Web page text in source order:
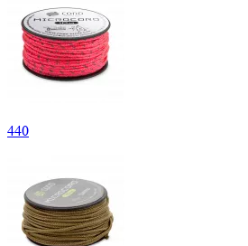
440